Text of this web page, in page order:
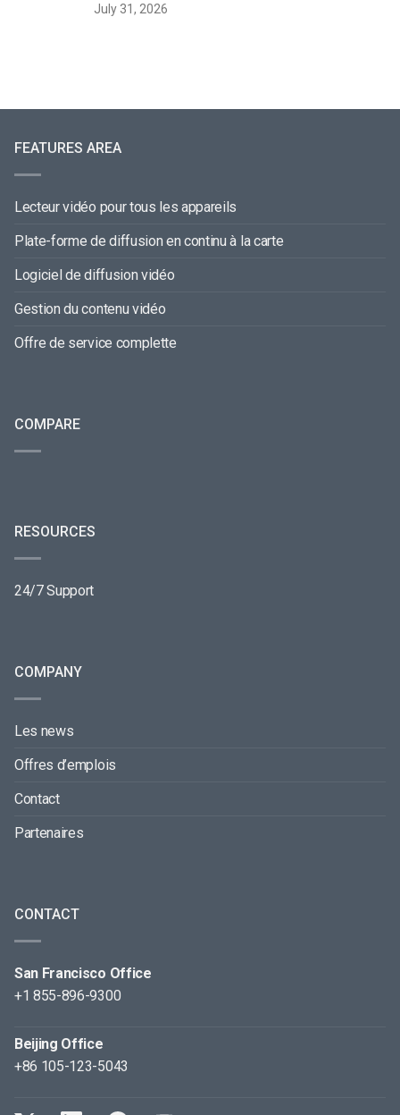
July 31, 2026
FEATURES AREA
Lecteur vidéo pour tous les appareils
Plate-forme de diffusion en continu à la carte
Logiciel de diffusion vidéo
Gestion du contenu vidéo
Offre de service complette
COMPARE
RESOURCES
24/7 Support
COMPANY
Les news
Offres d’emplois
Contact
Partenaires
CONTACT
San Francisco Office
+1 855-896-9300
Beijing Office
+86 105-123-5043